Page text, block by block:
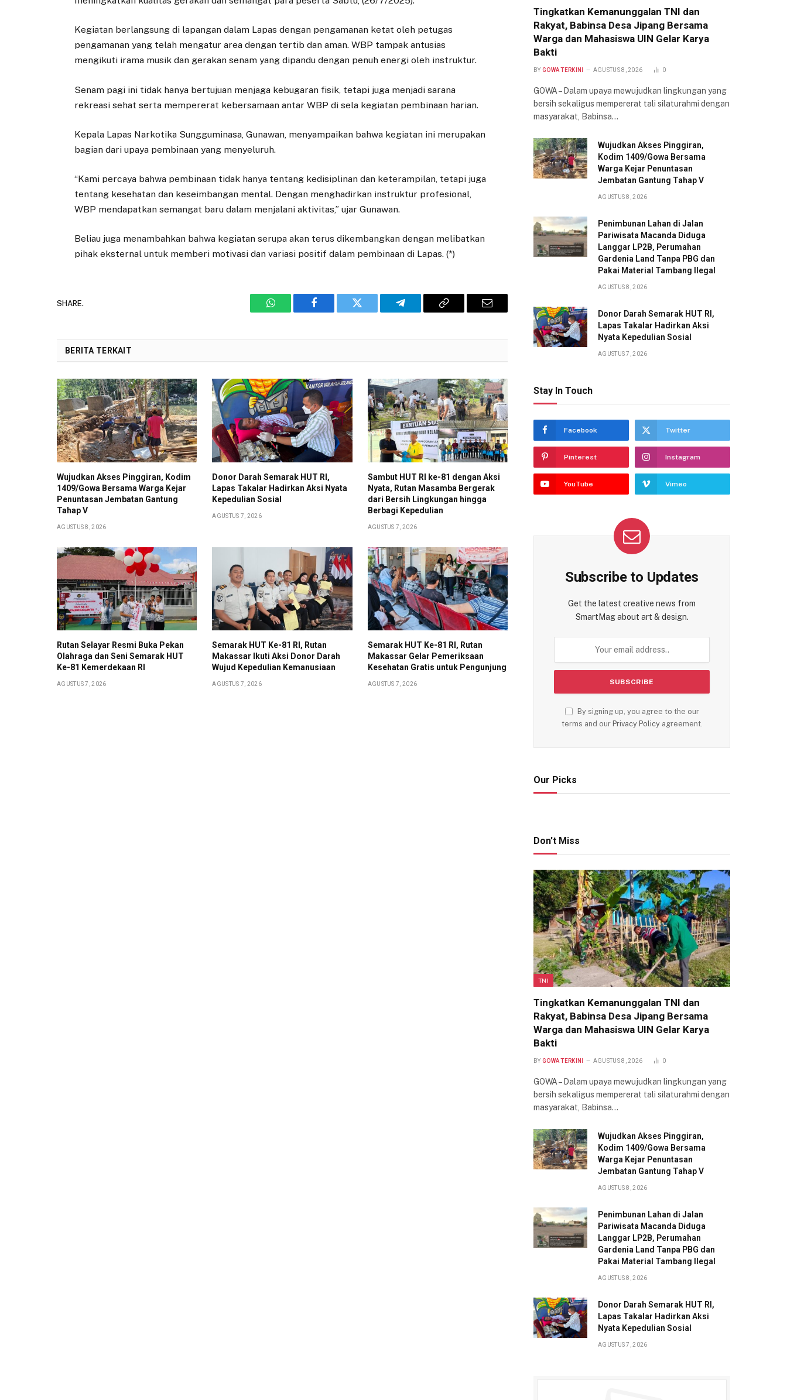
Kegiatan berlangsung di lapangan dalam Lapas dengan pengamanan ketat oleh petugas
pengamanan yang telah mengatur area dengan tertib dan aman. WBP tampak antusias
mengikuti irama musik dan gerakan senam yang dipandu dengan penuh energi oleh instruktur.
Senam pagi ini tidak hanya bertujuan menjaga kebugaran fisik, tetapi juga menjadi sarana
rekreasi sehat serta mempererat kebersamaan antar WBP di sela kegiatan pembinaan harian.
Kepala Lapas Narkotika Sungguminasa, Gunawan, menyampaikan bahwa kegiatan ini merupakan
bagian dari upaya pembinaan yang menyeluruh.
“Kami percaya bahwa pembinaan tidak hanya tentang kedisiplinan dan keterampilan, tetapi juga
tentang kesehatan dan keseimbangan mental. Dengan menghadirkan instruktur profesional,
WBP mendapatkan semangat baru dalam menjalani aktivitas,” ujar Gunawan.
Beliau juga menambahkan bahwa kegiatan serupa akan terus dikembangkan dengan melibatkan
pihak eksternal untuk memberi motivasi dan variasi positif dalam pembinaan di Lapas. (*)
SHARE.
WhatsAppFacebook Twitter Telegram Copy
Email
BERITA TERKAIT
Wujudkan Akses Pinggiran, Kodim
1409/Gowa Bersama Warga Kejar
Penuntasan Jembatan Gantung
Tahap V
AGUSTUS 8, 2026
Donor Darah Semarak HUT RI,
Lapas Takalar Hadirkan Aksi Nyata
Kepedulian Sosial
AGUSTUS 7, 2026
Sambut HUT RI ke-81 dengan Aksi
Nyata, Rutan Masamba Bergerak
dari Bersih Lingkungan hingga
Berbagi Kepedulian
AGUSTUS 7, 2026
Rutan Selayar Resmi Buka Pekan
Olahraga dan Seni Semarak HUT
Ke-81 Kemerdekaan RI
AGUSTUS 7, 2026
Semarak HUT Ke-81 RI, Rutan
Makassar Ikuti Aksi Donor Darah
Wujud Kepedulian Kemanusiaan
AGUSTUS 7, 2026
Semarak HUT Ke-81 RI, Rutan
Makassar Gelar Pemeriksaan
Kesehatan Gratis untuk Pengunjung
AGUSTUS 7, 2026
Tingkatkan Kemanunggalan TNI dan
Rakyat, Babinsa Desa Jipang Bersama
Warga dan Mahasiswa UIN Gelar Karya
Bakti
BY GOWA TERKINI AGUSTUS 8, 2026 0
GOWA – Dalam upaya mewujudkan lingkungan yang
bersih sekaligus mempererat tali silaturahmi dengan
masyarakat, Babinsa…
Wujudkan Akses Pinggiran,
Kodim 1409/Gowa Bersama
Warga Kejar Penuntasan
Jembatan Gantung Tahap V
AGUSTUS 8, 2026
Penimbunan Lahan di Jalan
Pariwisata Macanda Diduga
Langgar LP2B, Perumahan
Gardenia Land Tanpa PBG dan
Pakai Material Tambang Ilegal
AGUSTUS 8, 2026
Donor Darah Semarak HUT RI,
Lapas Takalar Hadirkan Aksi
Nyata Kepedulian Sosial
AGUSTUS 7, 2026
Stay In Touch
Facebook Twitter
Pinterest Instagram
YouTube Vimeo
Subscribe to Updates
Get the latest creative news from
SmartMag about art & design.
By signing up, you agree to the our
terms and our Privacy Policyagreement.
Our Picks
Don't Miss
TNI
Tingkatkan Kemanunggalan TNI dan
Rakyat, Babinsa Desa Jipang Bersama
Warga dan Mahasiswa UIN Gelar Karya
Bakti
BY GOWA TERKINI AGUSTUS 8, 2026 0
GOWA – Dalam upaya mewujudkan lingkungan yang
bersih sekaligus mempererat tali silaturahmi dengan
masyarakat, Babinsa…
Wujudkan Akses Pinggiran,
Kodim 1409/Gowa Bersama
Warga Kejar Penuntasan
Jembatan Gantung Tahap V
AGUSTUS 8, 2026
Penimbunan Lahan di Jalan
Pariwisata Macanda Diduga
Langgar LP2B, Perumahan
Gardenia Land Tanpa PBG dan
Pakai Material Tambang Ilegal
AGUSTUS 8, 2026
Donor Darah Semarak HUT RI,
Lapas Takalar Hadirkan Aksi
Nyata Kepedulian Sosial
AGUSTUS 7, 2026